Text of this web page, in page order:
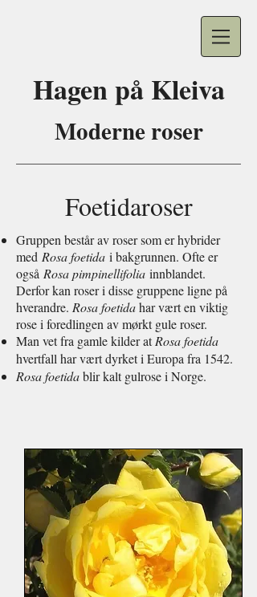
Hagen på Kleiva
Moderne roser
Foetidaroser
Gruppen består av roser som er hybrider
med Rosa foetida i bakgrunnen. Ofte er
også Rosa pimpinellifolia innblandet.
Derfor kan roser i disse gruppene ligne på
hverandre. Rosa foetidahar vært en viktig
rose i foredlingen av mørkt gule roser.
Man vet fra gamle kilder atRosa foetida
hvertfall har vært dyrket i Europa fra 1542.
Rosa foetidablir kalt gulrose i Norge.